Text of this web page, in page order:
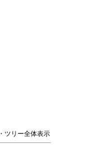
・ツリー全体表示